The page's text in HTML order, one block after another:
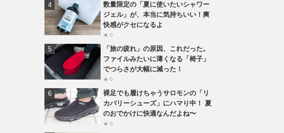
数量限定の「夏に使いたいシャワー
ジェル」が、本当に気持ちいい！爽
快感がクセになるよ
★ 0
「旅の疲れ」の原因、これだった。
ファイルみたいに薄くなる「椅子」
でつらさが大幅に減った！
★ 0
裸足でも履けちゃうサロモンの「リ
カバリーシューズ」にハマり中！ 夏
のおでかけに快適なんだよね〜
★ 0